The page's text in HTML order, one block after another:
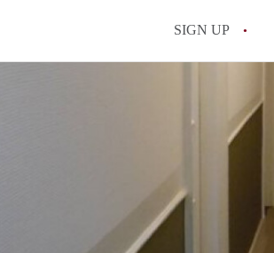
SIGN UP